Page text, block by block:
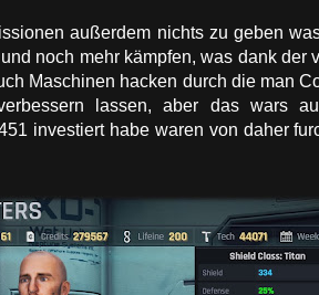
außerdem nichts zu geben
noch mehr kämpfen, was dank der
Maschinen hacken durch die man
lassen, aber das wars
investiert habe waren von daher